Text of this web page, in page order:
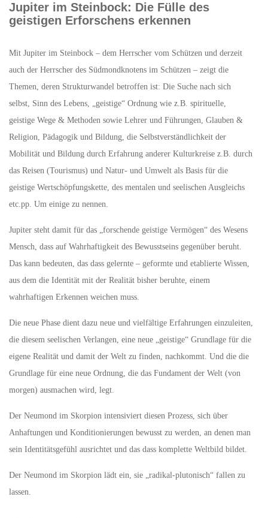
Jupiter im Steinbock: Die Fülle des
geistigen Erforschens erkennen
Mit Jupiter im Steinbock – dem Herrscher vom Schützen und derzeit
auch der Herrscher des Südmondknotens im Schützen – zeigt die
Themen, deren Strukturwandel betroffen ist: Die Suche nach sich
selbst, Sinn des Lebens, „geistige“ Ordnung wie z.B. spirituelle,
geistige Wege & Methoden sowie Lehrer und Führungen, Glauben &
Religion, Pädagogik und Bildung, die Selbstverständlichkeit der
Mobilität und Bildung durch Erfahrung anderer Kulturkreise z.B. durch
das Reisen (Tourismus) und Natur- und Umwelt als Basis für die
geistige Wertschöpfungskette, des mentalen und seelischen Ausgleichs
etc.pp. Um einige zu nennen.
Jupiter steht damit für das „forschende geistige Vermögen“ des Wesens
Mensch, dass auf Wahrhaftigkeit des Bewusstseins gegenüber beruht.
Das kann bedeuten, das dass gelernte – geformte und etablierte Wissen,
aus dem die Identität mit der Realität bisher beruhte, einem
wahrhaftigen Erkennen weichen muss.
Die neue Phase dient dazu neue und vielfältige Erfahrungen einzuleiten,
die diesem seelischen Verlangen, eine neue „geistige“ Grundlage für die
eigene Realität und damit der Welt zu finden, nachkommt. Und die die
Grundlage für eine neue Ordnung, die das Fundament der Welt (von
morgen) ausmachen wird, legt.
Der Neumond im Skorpion intensiviert diesen Prozess, sich über
Anhaftungen und Konditionierungen bewusst zu werden, an denen man
sein Identitätsgefühl ausrichtet und das dass komplette Weltbild bildet.
Der Neumond im Skorpion lädt ein, sie „radikal-plutonisch“ fallen zu
lassen.